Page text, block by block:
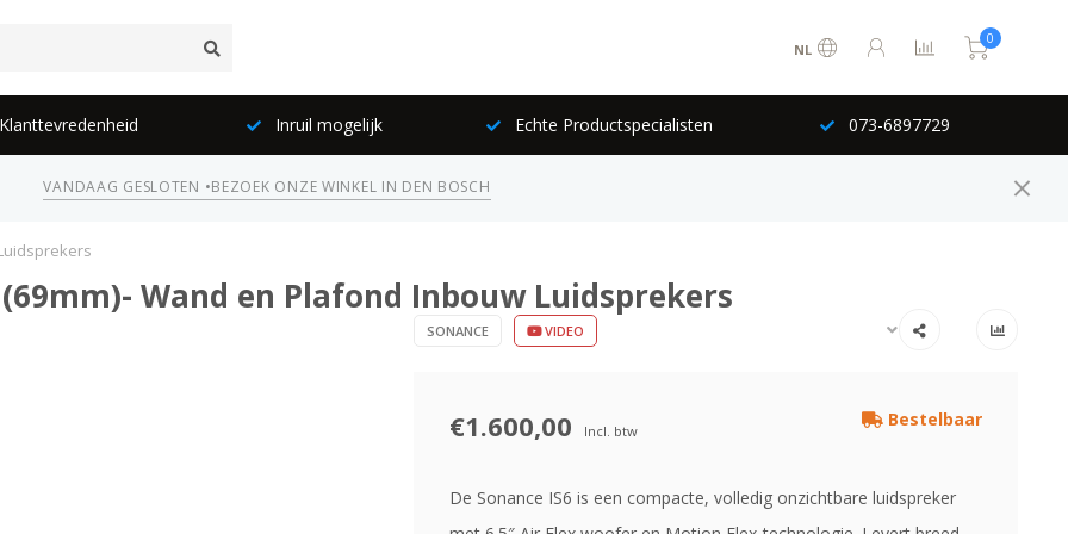
NL
0
Inruil mogelijk Echte Productspecialisten 073-6897729
VANDAAG GESLOTEN •BEZOEK ONZE WINKEL IN DEN BOSCH
Wand en Plafond Inbouw Luidsprekers
SONANCE VIDEO
€1.600,00 Incl. btw
Bestelbaar
De Sonance IS6 is een compacte, volledig onzichtbare luidspreker